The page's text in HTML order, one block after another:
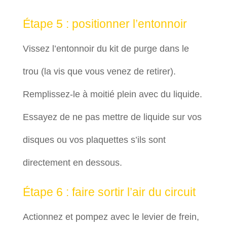
Étape 5 : positionner l’entonnoir
Vissez l’entonnoir du kit de purge dans le
trou (la vis que vous venez de retirer).
Remplissez-le à moitié plein avec du liquide.
Essayez de ne pas mettre de liquide sur vos
disques ou vos plaquettes s’ils sont
directement en dessous.
Étape 6 : faire sortir l’air du circuit
Actionnez et pompez avec le levier de frein,